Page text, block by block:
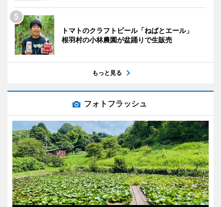
トマトのクラフトビール「ねばとエール」
根羽村の小林農園が盆踊りで生販売
もっと見る
フォトフラッシュ